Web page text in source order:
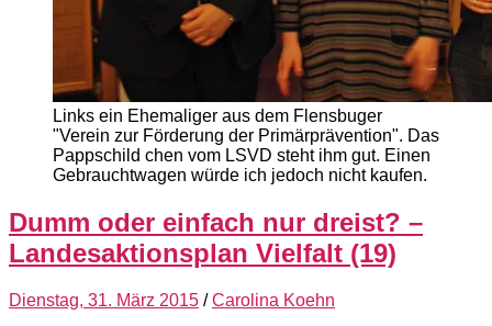
Links ein Ehemaliger aus dem Flensbuger
"Verein zur Förderung der Primärprävention". Das
Pappschild chen vom LSVD steht ihm gut. Einen
Gebrauchtwagen würde ich jedoch nicht kaufen.
Dumm oder einfach nur dreist? –
Landesaktionsplan Vielfalt (19)
Dienstag, 31. März 2015 /Carolina Koehn